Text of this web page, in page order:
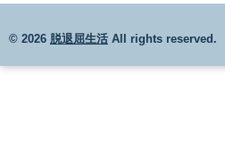
© 2026 脱退屈生活 All rights reserved.